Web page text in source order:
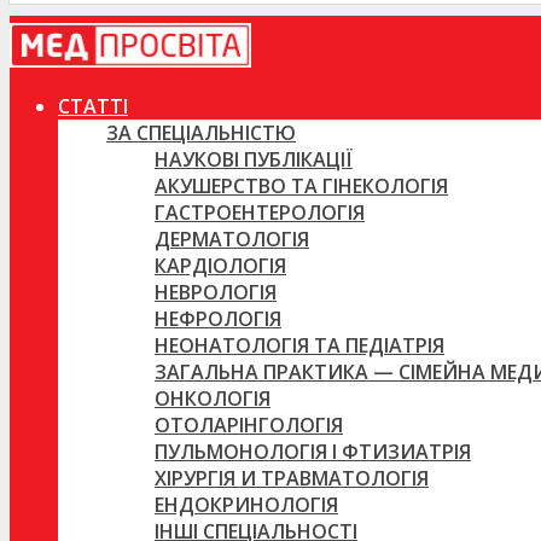
СТАТТІ
ЗА СПЕЦІАЛЬНІСТЮ
НАУКОВІ ПУБЛІКАЦІЇ
АКУШЕРСТВО ТА ГІНЕКОЛОГІЯ
ГАСТРОЕНТЕРОЛОГІЯ
ДЕРМАТОЛОГІЯ
КАРДІОЛОГІЯ
НЕВРОЛОГІЯ
НЕФРОЛОГІЯ
НЕОНАТОЛОГІЯ ТА ПЕДІАТРІЯ
ЗАГАЛЬНА ПРАКТИКА — СІМЕЙНА
ОНКОЛОГІЯ
ОТОЛАРІНГОЛОГІЯ
ПУЛЬМОНОЛОГІЯ І ФТИЗИАТРІЯ
ХІРУРГІЯ И ТРАВМАТОЛОГІЯ
ЕНДОКРИНОЛОГІЯ
ІНШІ СПЕЦІАЛЬНОСТІ